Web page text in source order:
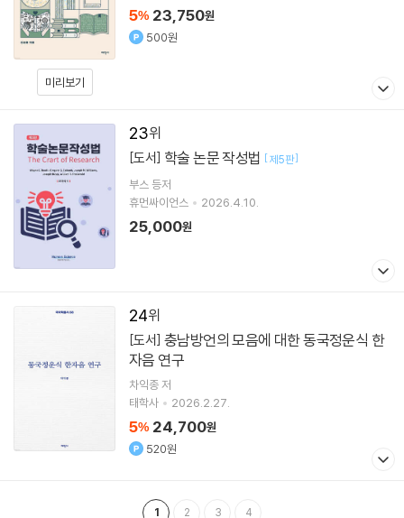
미리보기
5% 23,750원
500원
23
[도서] 학술 논문 작성법 [제5판]
부스 등저
휴먼싸이언스
2026.4.10.
25,000원
24
[도서]
자음 연구
차익종저
태학사
2026.2.27.
5% 24,700원
520원
1 2 3 4